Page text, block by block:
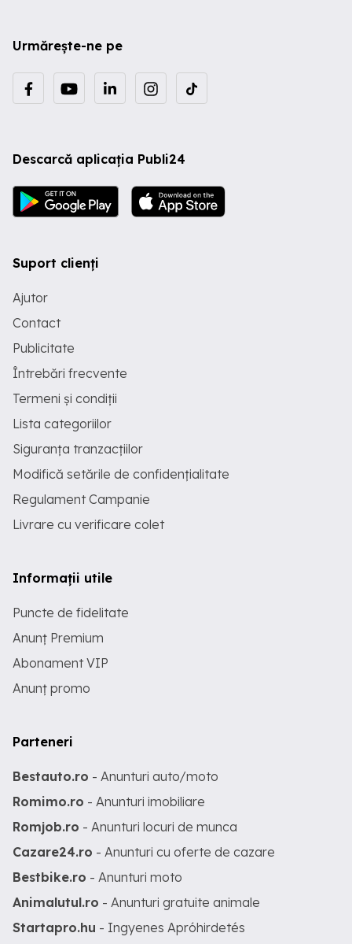
Urmărește-ne pe
Descarcă aplicația Publi24
Suport clienți
Ajutor
Contact
Publicitate
Întrebări frecvente
Termeni și condiții
Lista categoriilor
Siguranța tranzacțiilor
Modifică setările de confidențialitate
Regulament Campanie
Livrare cu verificare colet
Informații utile
Puncte de fidelitate
Anunț Premium
Abonament VIP
Anunț promo
Parteneri
Bestauto.ro - Anunturi auto/moto
Romimo.ro - Anunturi imobiliare
Romjob.ro - Anunturi locuri de munca
Cazare24.ro - Anunturi cu oferte de cazare
Bestbike.ro - Anunturi moto
Animalutul.ro - Anunturi gratuite animale
Startapro.hu - Ingyenes Apróhirdetés